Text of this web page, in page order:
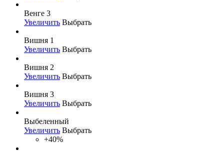
Венге 3
Увеличить Выбрать
Вишня 1
Увеличить Выбрать
Вишня 2
Увеличить Выбрать
Вишня 3
Увеличить Выбрать
Выбеленный
Увеличить Выбрать
+40%